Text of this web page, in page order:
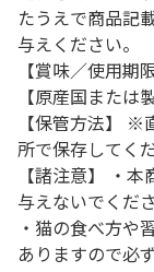
たうえで商品記
与えください。
【賞味／使用期
【原産国または
【保管方法】 ※
所で保存してく
【諸注意】 ・
与えないでくださ
・猫の食べ方や
ありますので必